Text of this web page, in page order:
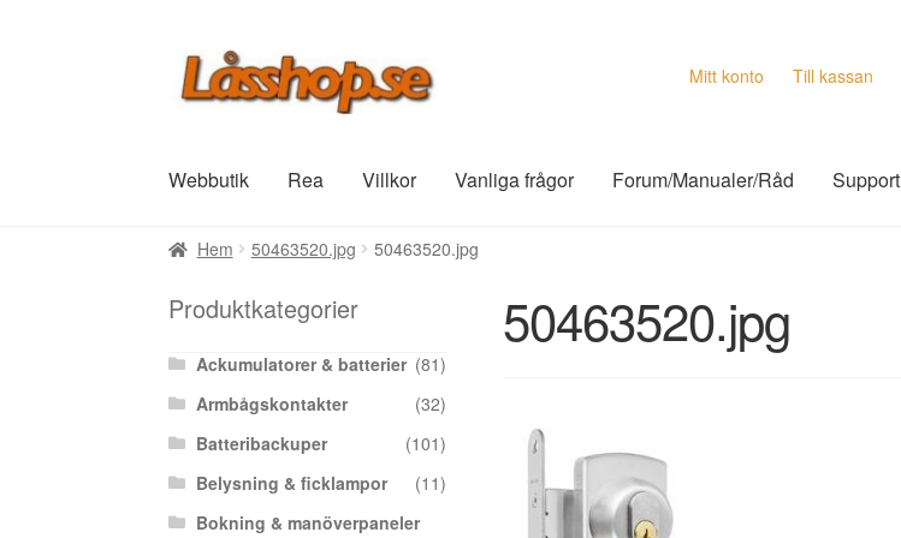
Hoppa
till
Hoppa
till
Mitt konto Till kassan
Webbutik Rea Villkor Vanliga frågor Forum/Manualer/Råd Support
Hem 50463520.jpg 50463520.jpg
50463520.jpg
Produktkategorier
Ackumulatorer & batterier (81)
Armbågskontakter
(32)
Batteribackuper
(101)
Belysning & ficklampor
(11)
Bokning & manöverpaneler